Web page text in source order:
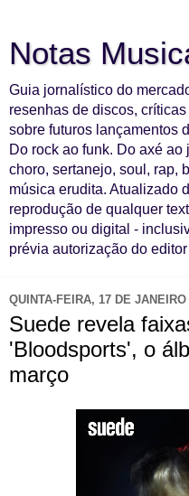
Notas
Guia jornalístico do
resenhas de discos,
sobre futuros lançamentos
Do rock ao funk. Do axé
choro, sertanejo, soul, rap,
música erudita. Atualizado
reprodução de qualquer
impresso ou digital -
prévia autorização do
QUINTA-FEIRA, 17 DE JANEIRO
Suede revela
'Bloodsports', o
março